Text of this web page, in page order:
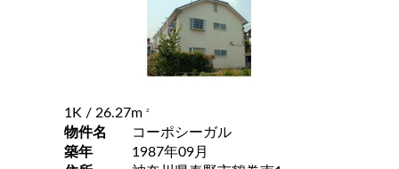
1K / 26.27m 2
物件名
コーポシーガル
築年
1987年09月